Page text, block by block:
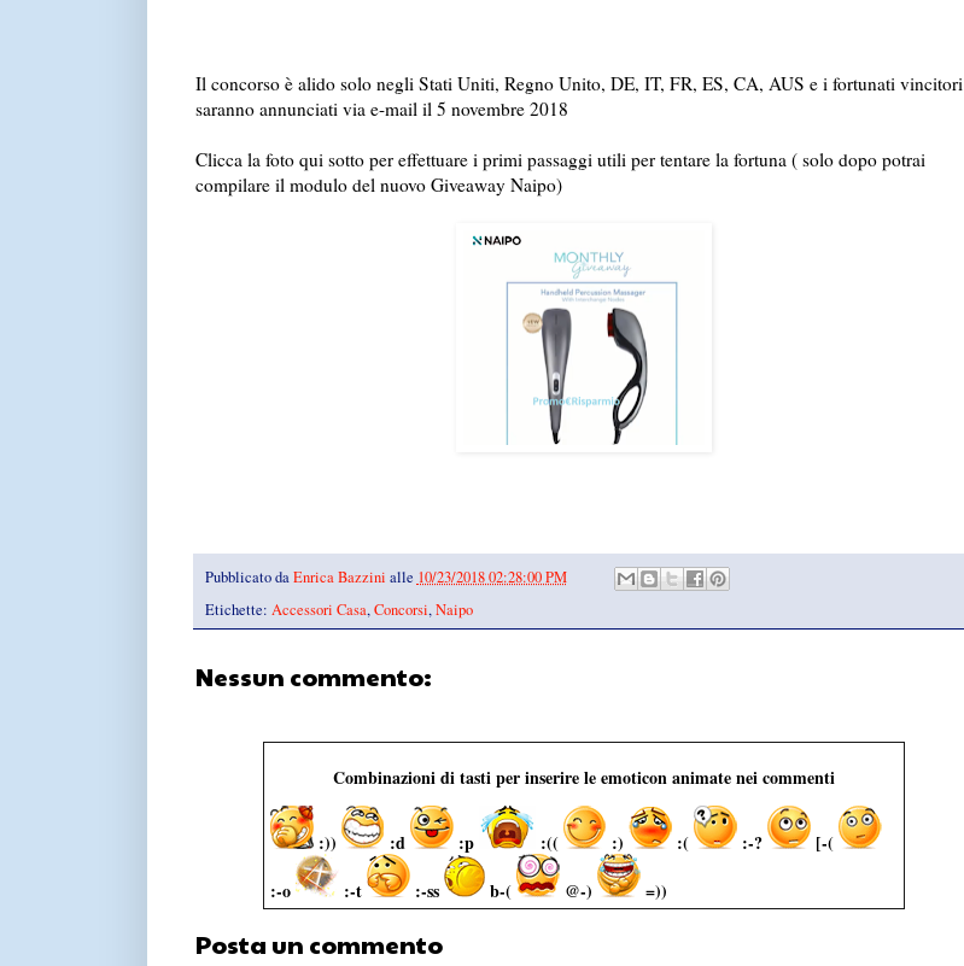
Il concorso è alido solo negli Stati Uniti, Regno Unito, DE, IT, FR, ES, CA, AUS e i fortunati vincitori
saranno annunciati via e-mail il 5 novembre 2018
Clicca la foto qui sotto per effettuare i primi passaggi utili per tentare la fortuna ( solo dopo potrai
compilare il modulo del nuovo Giveaway Naipo)
Pubblicato daEnrica Bazzini alle 10/23/2018 02:28:00 PM
Etichette: Accessori Casa,Concorsi,Naipo
Nessun commento:
Combinazioni di tasti per inserire le emoticon animate nei commenti
:)) :d :p :(( :) :( :-?
[-(
:-o
:-t :-ss b-( @-) =))
Posta un commento